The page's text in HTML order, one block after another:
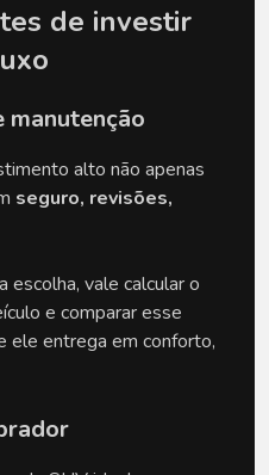
de investir
manutenção
alto não apenas
seguro, revisões,
escolha, vale calcular o
e comparar esse
ele entrega em conforto,